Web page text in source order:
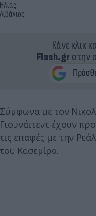
Ηλίας
Λιβάνιος
Κάνε κλικ
Flash.grστην
Σύμφωνα με τον
Γιουνάιτεντ έχουν
τις επαφές με την
του Κασεμίρο.